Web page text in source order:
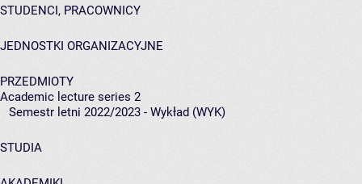
STUDENCI, PRACOWNICY
JEDNOSTKI ORGANIZACYJNE
PRZEDMIOTY
Academic lecture series 2
Semestr letni 2022/2023 - Wykład (WYK)
STUDIA